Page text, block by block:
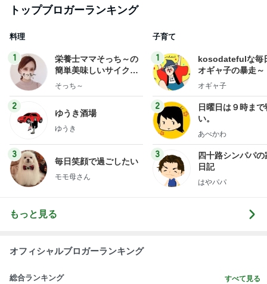
トップブロガーランキング
料理
1
栄養士ママそっち～の
簡単美味しいサイクル
献立
そっち～
2
ゆうき酒場
ゆうき
3
毎日笑顔で過ごしたい
モモ母さん
子育て
1
kosodatefulな毎
オギャ子の暴走～
オギャ子
2
日曜日は９時まで
い。
あべかわ
3
四十路シンパパの
日記
はやパパ
もっと見る
オフィシャルブロガーランキング
総合ランキング すべて見る